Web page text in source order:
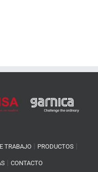
TRABAJO PRODUCTOS
CONTACTO